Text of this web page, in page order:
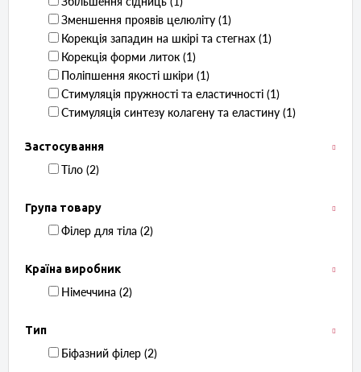
Зменшення проявів целюліту ‏ (1)
Корекція западин на шкірі та стегнах ‏ (1)
Корекція форми литок ‏ (1)
Поліпшення якості шкіри ‏ (1)
Стимуляція пружності та еластичності ‏ (1)
Стимуляція синтезу колагену та еластину ‏ (1)
Застосування
Тіло ‏ (2)
Група товару
Філер для тіла ‏ (2)
Країна виробник
Німеччина ‏ (2)
Тип
Біфазний філер ‏ (2)